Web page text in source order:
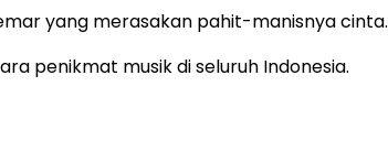
yang merasakan pahit-manisnya cinta.
penikmat musik di seluruh Indonesia.